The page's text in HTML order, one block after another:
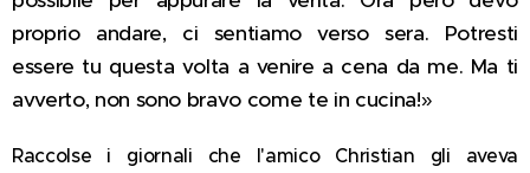
proprio andare, ci sentiamo verso sera. Potresti
essere tu questa volta a venire a cena da me. Ma ti
avverto, non sono bravo come te in cucina!»
Raccolse i giornali che l'amico Christian gli aveva